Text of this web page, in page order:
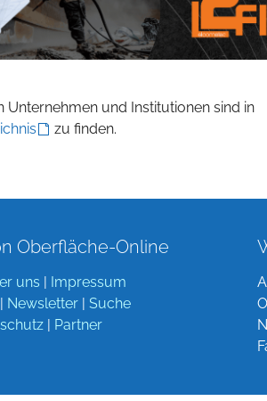
und Institutionen sind in
zu finden.
Oberfläche-Online
uns
Impressum
Newsletter
Suche
Partner